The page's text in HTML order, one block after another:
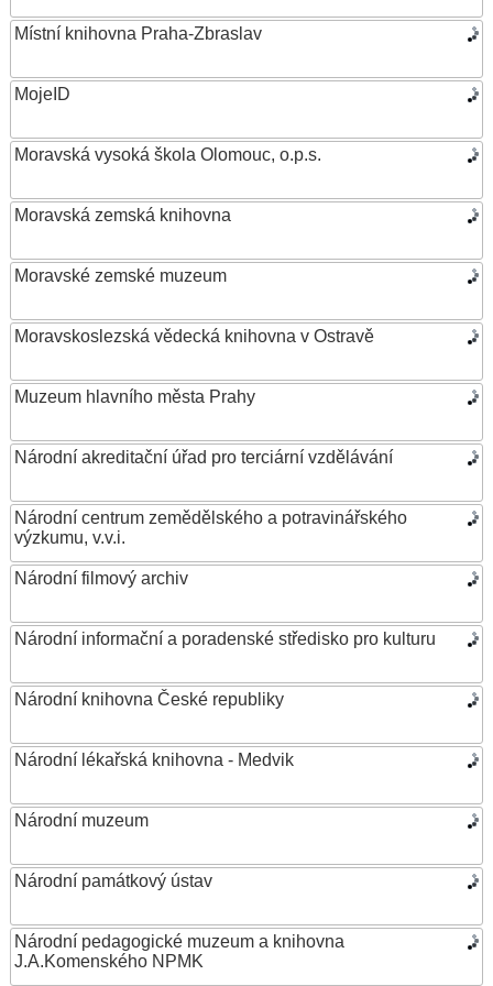
Místní knihovna Praha-Zbraslav
MojeID
Moravská vysoká škola Olomouc, o.p.s.
Moravská zemská knihovna
Moravské zemské muzeum
Moravskoslezská vědecká knihovna v Ostravě
Muzeum hlavního města Prahy
Národní akreditační úřad pro terciární vzdělávání
Národní centrum zemědělského a potravinářského
výzkumu, v.v.i.
Národní filmový archiv
Národní informační a poradenské středisko pro kulturu
Národní knihovna České republiky
Národní lékařská knihovna - Medvik
Národní muzeum
Národní památkový ústav
Národní pedagogické muzeum a knihovna
J.A.Komenského NPMK